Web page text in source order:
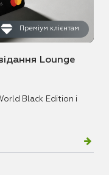
Преміум клієнтам
Lounge
Black Edition і